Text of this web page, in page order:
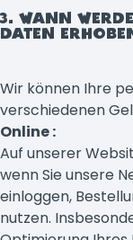
3. WANN
DATEN
Wir können Ihre
verschiedenen
Online :
Auf unserer
wenn Sie unsere
einloggen,
nutzen.